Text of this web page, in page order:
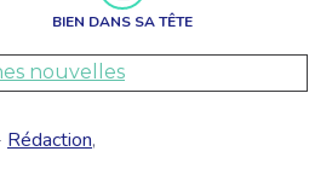
BIEN DANS SA TÊTE
nouvelles
Rédaction,